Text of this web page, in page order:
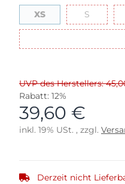
XSXS SS
UVP des Herstellers:
Rabatt: 12%
39,60 €
inkl. 19% USt. , zzgl.
Derzeit nicht